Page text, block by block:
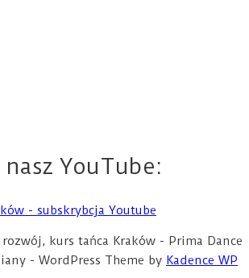
YouTube:
kurs tańca Kraków - Prima Dance
- WordPress Theme by Kadence WP